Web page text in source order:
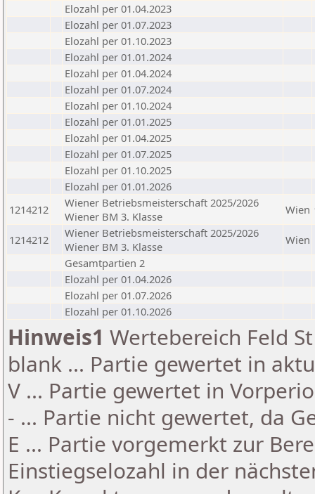
Elozahl per 01.04.2023
Elozahl per 01.07.2023
Elozahl per 01.10.2023
Elozahl per 01.01.2024
Elozahl per 01.04.2024
Elozahl per 01.07.2024
Elozahl per 01.10.2024
Elozahl per 01.01.2025
Elozahl per 01.04.2025
Elozahl per 01.07.2025
Elozahl per 01.10.2025
Elozahl per 01.01.2026
1214212
Wiener Betriebsmeisterschaft 2025/2026
Wiener BM 3. Klasse
Wien
1214212
Wiener Betriebsmeisterschaft 2025/2026
Wiener BM 3. Klasse
Wien
Gesamtpartien 2
Elozahl per 01.04.2026
Elozahl per 01.07.2026
Elozahl per 01.10.2026
Hinweis1 Wertebereich Feld
blank ... Partie gewertet in
V ... Partie gewertet in
- ... Partie nicht gewertet, da
E ... Partie vorgemerkt zur
Einstiegselozahl in der